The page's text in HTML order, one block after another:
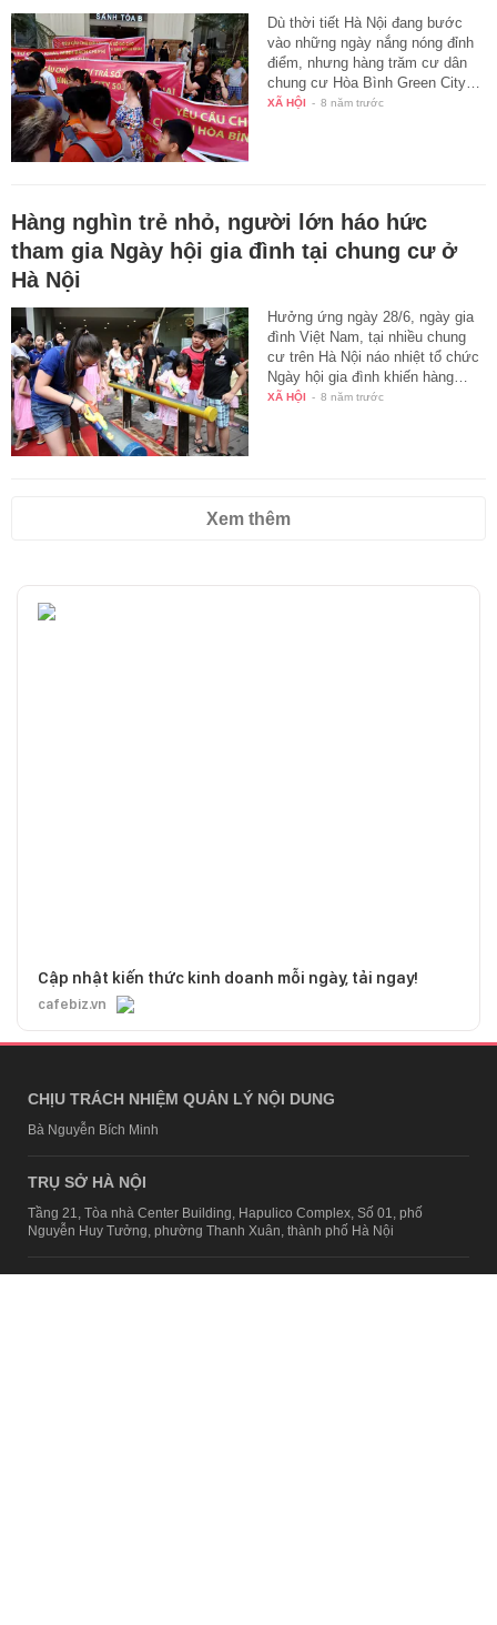
Dù thời tiết Hà Nội đang bước
vào những ngày nắng nóng đỉnh
điểm, nhưng hàng trăm cư dân
chung cư Hòa Bình Green City…
XÃ HỘI - 8 năm trước
Hàng nghìn trẻ nhỏ, người lớn háo hức
tham gia Ngày hội gia đình tại chung cư ở
Hà Nội
Hưởng ứng ngày 28/6, ngày gia
đình Việt Nam, tại nhiều chung
cư trên Hà Nội náo nhiệt tổ chức
Ngày hội gia đình khiến hàng…
XÃ HỘI - 8 năm trước
Xem thêm
Cập nhật kiến thức kinh doanh mỗi ngày, tải ngay!
cafebiz.vn
CHỊU TRÁCH NHIỆM QUẢN LÝ NỘI DUNG
Bà Nguyễn Bích Minh
TRỤ SỞ HÀ NỘI
Tầng 21, Tòa nhà Center Building, Hapulico Complex, Số 01, phố
Nguyễn Huy Tưởng, phường Thanh Xuân, thành phố Hà Nội